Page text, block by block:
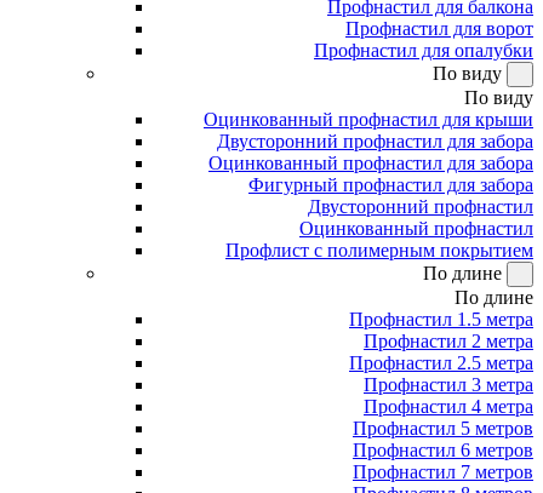
Профнастил для балкона
Профнастил для ворот
Профнастил для опалубки
По виду
По виду
Оцинкованный профнастил для крыши
Двусторонний профнастил для забора
Оцинкованный профнастил для забора
Фигурный профнастил для забора
Двусторонний профнастил
Оцинкованный профнастил
Профлист с полимерным покрытием
По длине
По длине
Профнастил 1.5 метра
Профнастил 2 метра
Профнастил 2.5 метра
Профнастил 3 метра
Профнастил 4 метра
Профнастил 5 метров
Профнастил 6 метров
Профнастил 7 метров